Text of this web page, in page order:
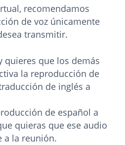
recomendamos
de voz únicamente
transmitir.
quieres que los demás
la reproducción de
de inglés a
de español a
quieras que ese audio
a la reunión.